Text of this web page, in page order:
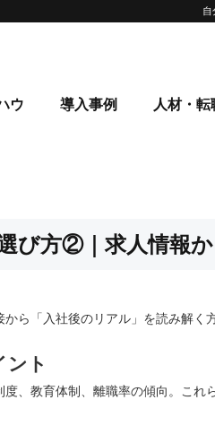
自
ウ 導入事例 人材・転
び方②｜求人情報
ら「入社後のリアル」を読み解く
ント
、教育体制、離職率の傾向。これ